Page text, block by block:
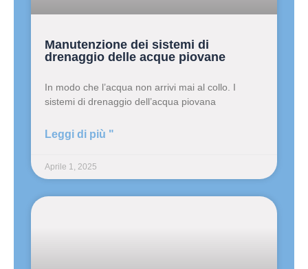
Manutenzione dei sistemi di
drenaggio delle acque piovane
In modo che l’acqua non arrivi mai al collo. I
sistemi di drenaggio dell’acqua piovana
Leggi di più "
Aprile 1, 2025